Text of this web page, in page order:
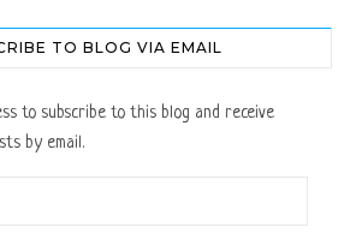
TO BLOG VIA EMAIL
to subscribe to this blog and receive
by email.